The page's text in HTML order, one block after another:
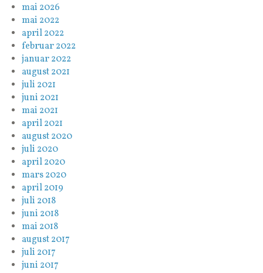
mai 2026
mai 2022
april 2022
februar 2022
januar 2022
august 2021
juli 2021
juni 2021
mai 2021
april 2021
august 2020
juli 2020
april 2020
mars 2020
april 2019
juli 2018
juni 2018
mai 2018
august 2017
juli 2017
juni 2017